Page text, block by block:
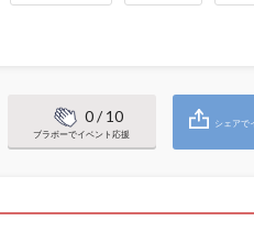
0/ 10
ブラボーでイベント応援
シェアで